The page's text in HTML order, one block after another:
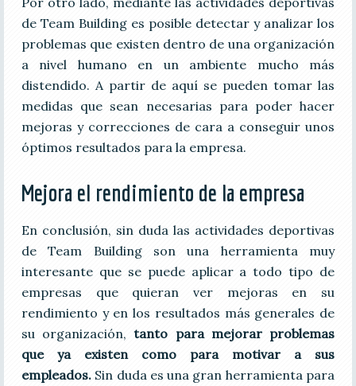
de Team Building es posible detectar y analizar los
problemas que existen dentro de una organización
a nivel humano en un ambiente mucho más
distendido. A partir de aquí se pueden tomar las
medidas que sean necesarias para poder hacer
mejoras y correcciones de cara a conseguir unos
óptimos resultados para la empresa.
Mejora el rendimiento de la empresa
En conclusión, sin duda las actividades deportivas
de Team Building son una herramienta muy
interesante que se puede aplicar a todo tipo de
empresas que quieran ver mejoras en su
rendimiento y en los resultados más generales de
su organización,tanto para mejorar problemas
que ya existen como para motivar a sus
empleados.Sin duda es una gran herramienta para